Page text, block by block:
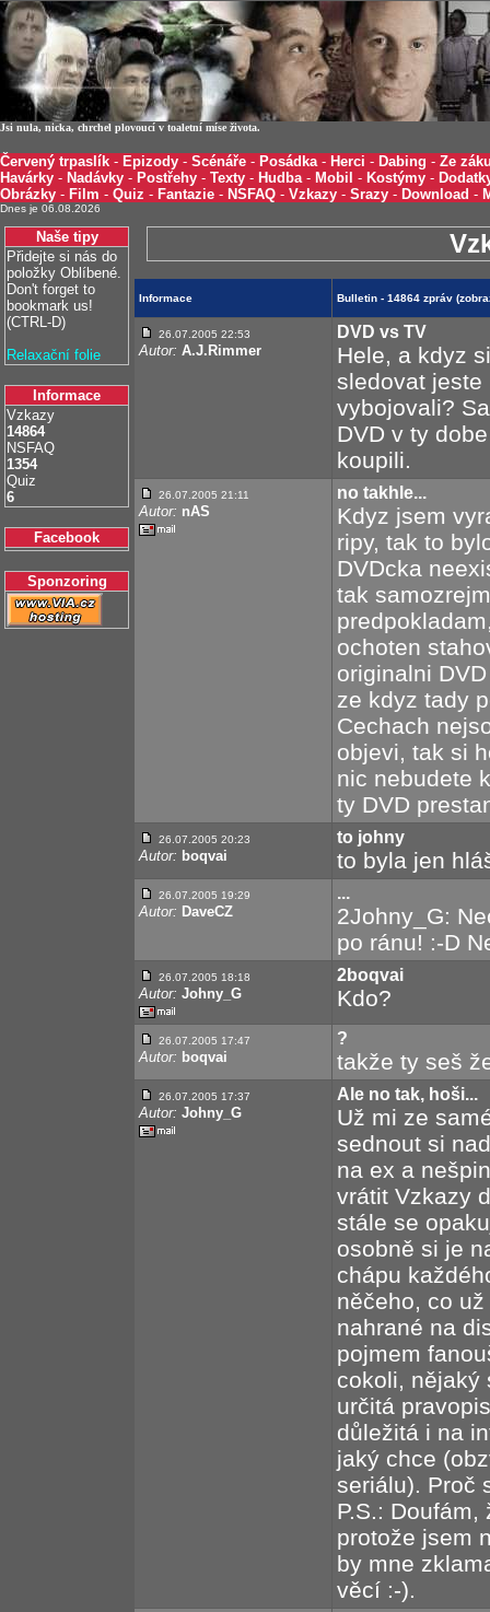
Jsi nula, nicka, chrchel plovoucí v toaletní míse života.
Červený trpaslík - Epizody - Scénáře - Posádka- Herci - Dabing - Ze
Havárky - Nadávky - Postřehy - Texty - Hudba- Mobil - Kostýmy -
Obrázky - Film - Quiz - Fantazie - NSFAQ - Vzkazy - Srazy - Download -
Dnes je 06.08.2026
Naše tipy
Přidejte si nás do
položky Oblíbené.
Don't forget to
bookmark us!
(CTRL-D)
Relaxační folie
Informace
Vzkazy
14864
NSFAQ
1354
Quiz
6
Facebook
Sponzoring
Informace Bulletin - 14864 zpráv
26.07.2005 22:53
Autor: A.J.Rimmer
DVD vs TV
Hele, a kdyz
sledovat jeste
vybojovali?
DVD v ty
koupili.
26.07.2005 21:11
Autor: nAS
no takhle...
Kdyz jsem
ripy, tak to
DVDcka
tak
ochoten
originalni
ze kdyz tady
Cechach
objevi, tak si
nic nebudete
ty DVD
26.07.2005 20:23
Autor: boqvai
to johny
to byla jen
26.07.2005 19:29
Autor: DaveCZ
...
2Johny_G:
po ránu! :-D
26.07.2005 18:18
Autor: Johny_G
2boqvai
Kdo?
26.07.2005 17:47
Autor: boqvai
?
takže ty seš
26.07.2005 17:37
Autor: Johny_G
Ale no tak, hoši...
Už mi ze
sednout si
na ex a
vrátit Vzkazy
stále se
osobně si je
chápu
něčeho, co
nahrané na
pojmem
cokoli, nějaký
určitá
důležitá i na
jaký chce
seriálu). Proč
P.S.:
protože jsem
by mne
věcí :-).